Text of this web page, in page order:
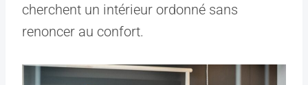
cherchent un intérieur ordonné sans
renoncer au confort.